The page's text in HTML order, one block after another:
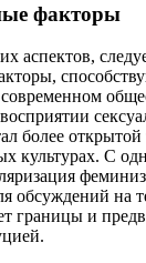
факторы
аспектов,
более
культурах. С
обсуждений на
границы и